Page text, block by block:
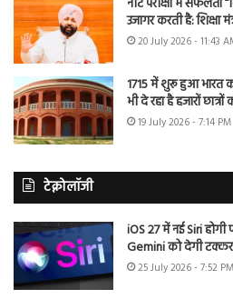
उजागर करती है: शिक्षा
20 July 2026 - 11:43
1715 में शुरू हुआ भारत
भी दे रहा है हजारों छात्रों
19 July 2026 - 7:14 PM
टेक्नोलॉजी
iOS 27 में नई Siri होगी
Gemini को देगी टक्कर
25 July 2026 - 7:52 PM